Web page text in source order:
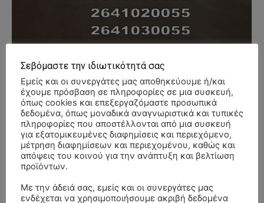
- Advertisment -
Σεβόμαστε την ιδιωτικότητά σας
Εμείς και οι συνεργάτες μας αποθηκεύουμε ή/και
έχουμε πρόσβαση σε πληροφορίες σε μια συσκευή,
όπως cookies και επεξεργαζόμαστε προσωπικά
δεδομένα, όπως μοναδικά αναγνωριστικά και τυπικές
πληροφορίες που αποστέλλονται από μια συσκευή
για εξατομικευμένες διαφημίσεις και περιεχόμενο,
μέτρηση διαφημίσεων και περιεχομένου, καθώς και
απόψεις του κοινού για την ανάπτυξη και βελτίωση
προϊόντων.
Με την άδειά σας, εμείς και οι συνεργάτες μας
ενδέχεται να χρησιμοποιήσουμε ακριβή δεδομένα